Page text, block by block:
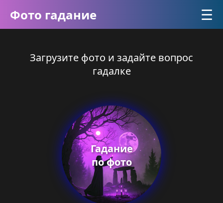
Фото гадание ☰
Загрузите фото и задайте вопрос
гадалке
Гадание
по фото